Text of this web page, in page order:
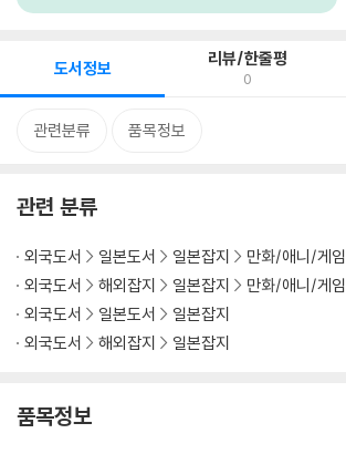
도서정보 리뷰/한줄평
0
관련분류 품목정보
관련 분류
외국도서 일본도서 일본잡지
만화/애니/게임
외국도서
해외잡지 일본잡지
만화/애니/게임
외국도서
일본도서
일본잡지
외국도서
해외잡지 일본잡지
품목정보